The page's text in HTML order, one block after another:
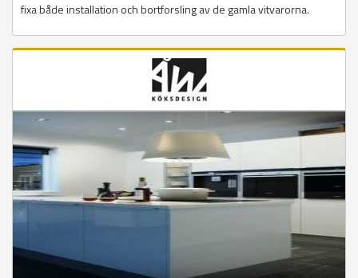
fixa både installation och bortforsling av de gamla vitvarorna.